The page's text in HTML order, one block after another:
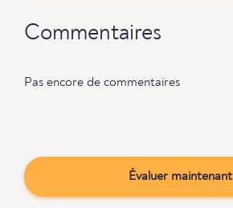
Commentaires
Pas encore de commentaires
Évaluer maintenant